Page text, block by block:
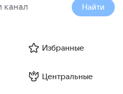
Найти
Избранные
Центральные